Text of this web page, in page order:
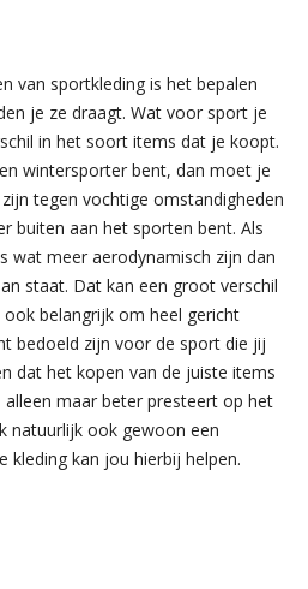
van sportkleding is het bepalen
je ze draagt. Wat voor sport je
in het soort items dat je koopt.
wintersporter bent, dan moet je
tegen vochtige omstandigheden
buiten aan het sporten bent. Als
wat meer aerodynamisch zijn dan
staat. Dat kan een groot verschil
belangrijk om heel gericht
bedoeld zijn voor de sport die jij
dat het kopen van de juiste items
maar beter presteert op het
natuurlijk ook gewoon een
kleding kan jou hierbij helpen.